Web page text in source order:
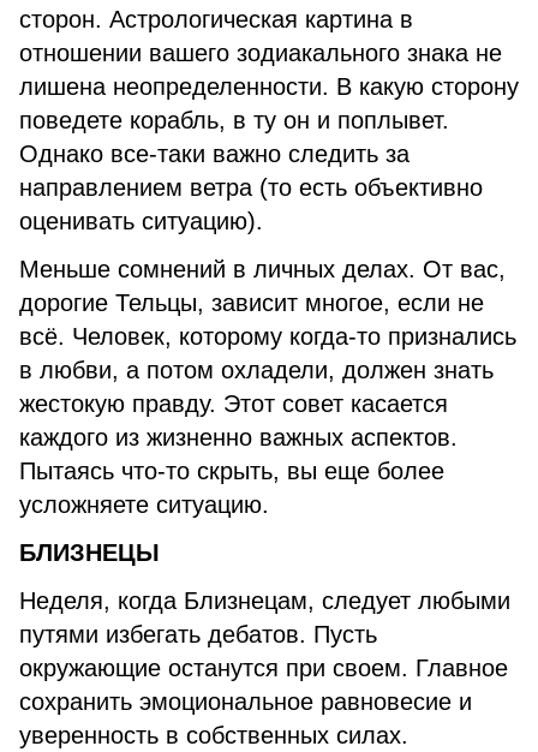
сторон. Астрологическая картина в
отношении вашего зодиакального знака не
лишена неопределенности. В какую сторону
поведете корабль, в ту он и поплывет.
Однако все-таки важно следить за
направлением ветра (то есть объективно
оценивать ситуацию).
Меньше сомнений в личных делах. От вас,
дорогие Тельцы, зависит многое, если не
всё. Человек, которому когда-то признались
в любви, а потом охладели, должен знать
жестокую правду. Этот совет касается
каждого из жизненно важных аспектов.
Пытаясь что-то скрыть, вы еще более
усложняете ситуацию.
БЛИЗНЕЦЫ
Неделя, когда Близнецам, следует любыми
путями избегать дебатов. Пусть
окружающие останутся при своем. Главное
сохранить эмоциональное равновесие и
уверенность в собственных силах.